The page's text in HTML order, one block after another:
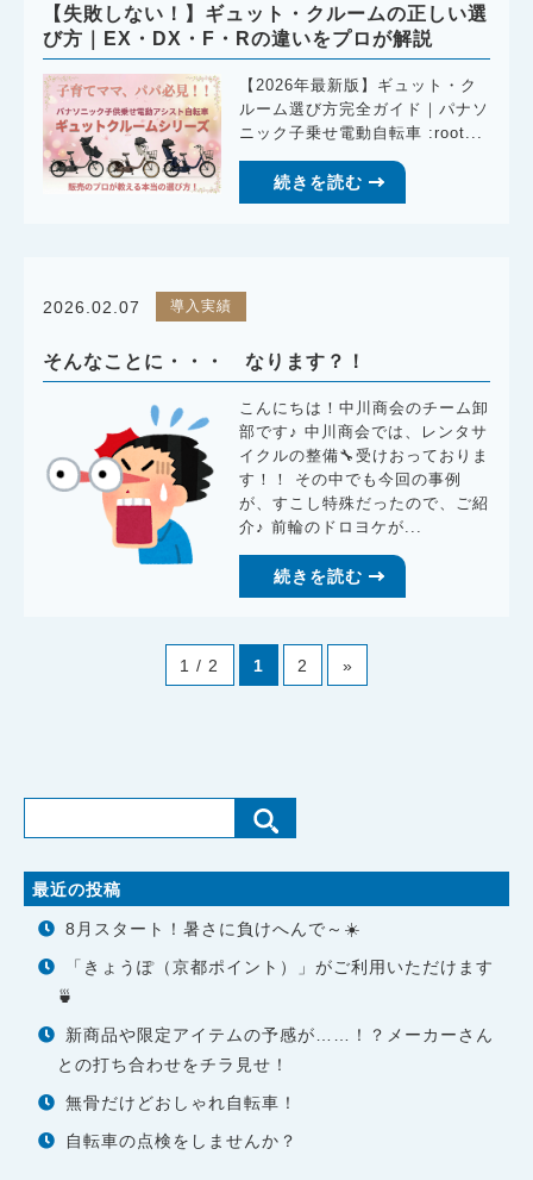
【失敗しない！】ギュット・クルームの正しい選
び方｜EX・DX・F・Rの違いをプロが解説
【2026年最新版】ギュット・ク
ルーム選び方完全ガイド｜パナソ
ニック子乗せ電動自転車 :root...
続きを読む
2026.02.07 導入実績
そんなことに・・・ なります？！
こんにちは！中川商会のチーム卸
部です♪ 中川商会では、レンタサ
イクルの整備🔧受けおっておりま
す！！ その中でも今回の事例
が、すこし特殊だったので、ご紹
介♪ 前輪のドロヨケが...
続きを読む
1 / 2 1 2 »
最近の投稿
8月スタート！暑さに負けへんで～☀️
「きょうぽ（京都ポイント）」がご利用いただけます
🍵
新商品や限定アイテムの予感が……！？メーカーさん
との打ち合わせをチラ見せ！
無骨だけどおしゃれ自転車！
自転車の点検をしませんか？